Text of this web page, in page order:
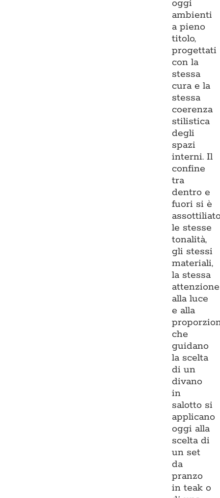
oggi
ambienti
a pieno
titolo,
progettati
con la
stessa
cura e la
stessa
coerenza
stilistica
degli
spazi
interni. Il
confine
tra
dentro e
fuori si è
le stesse
tonalità,
gli stessi
materiali,
la stessa
attenzione
alla luce
e alla
che
guidano
la scelta
di un
divano
in
salotto si
applicano
oggi alla
scelta di
un set
da
pranzo
in teak o